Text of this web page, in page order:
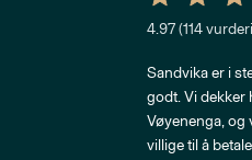
4.97 (114
Sandvika er i
godt. Vi dekker
Vøyenenga, og
villige til å